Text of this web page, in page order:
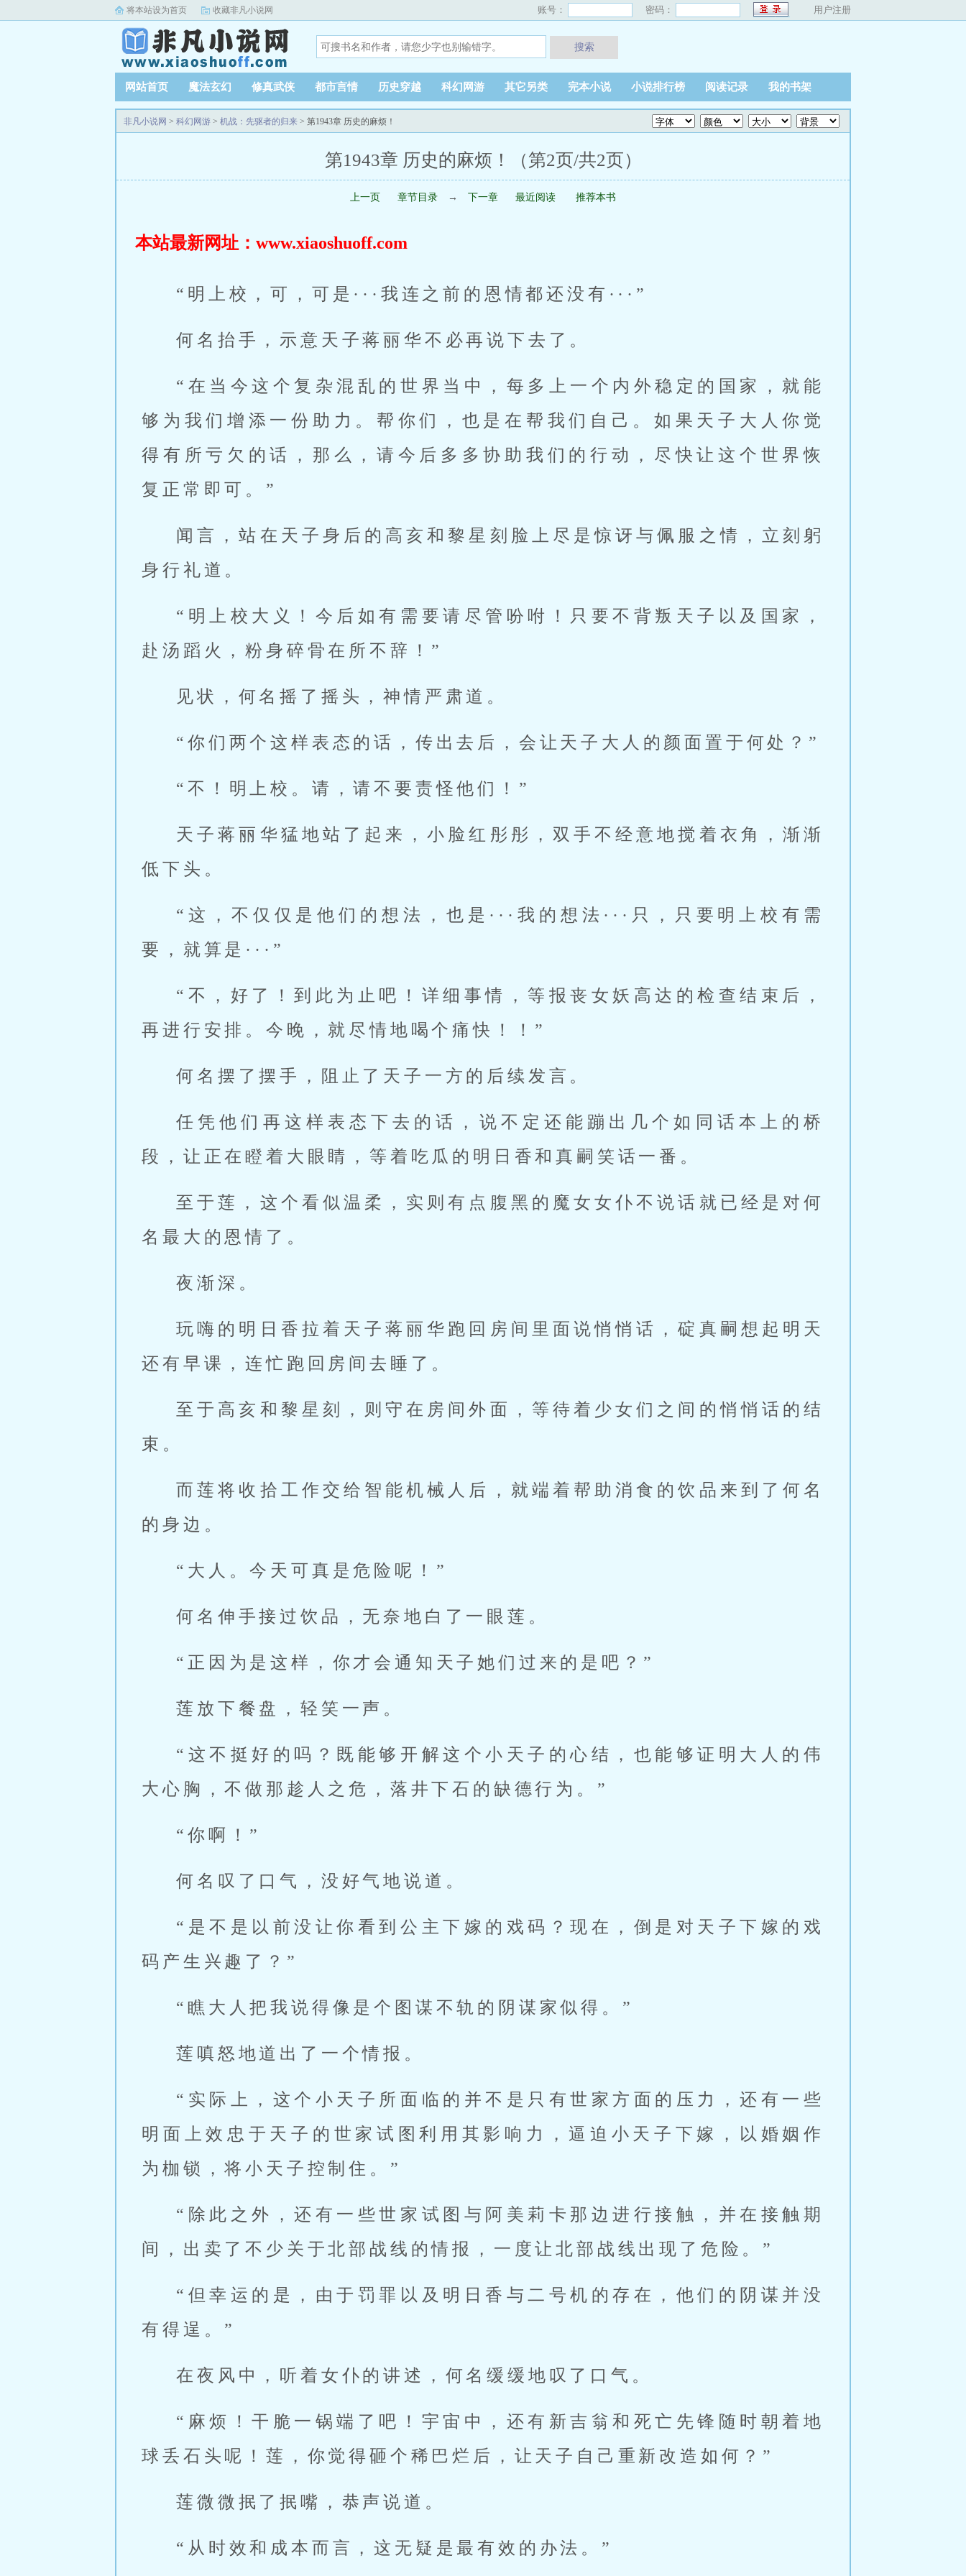
将本站设为首页 收藏非凡小说网 账号： 密码： 用户注册
搜索
网站首页 魔法玄幻 修真武侠 都市言情 历史穿越 科幻网游 其它另类 完本小说 小说排行榜 阅读记录 我的书架
非凡小说网 > 科幻网游 > 机战：先驱者的归来 > 第1943章 历史的麻烦！
第1943章 历史的麻烦！（第2页/共2页）
上一页 章节目录 → 下一章 最近阅读 推荐本书
本站最新网址：www.xiaoshuoff.com
“明上校，可，可是···我连之前的恩情都还没有···”
何名抬手，示意天子蒋丽华不必再说下去了。
“在当今这个复杂混乱的世界当中，每多上一个内外稳定的国家，就能
够为我们增添一份助力。帮你们，也是在帮我们自己。如果天子大人你觉
得有所亏欠的话，那么，请今后多多协助我们的行动，尽快让这个世界恢
复正常即可。”
闻言，站在天子身后的高亥和黎星刻脸上尽是惊讶与佩服之情，立刻躬
身行礼道。
“明上校大义！今后如有需要请尽管吩咐！只要不背叛天子以及国家，
赴汤蹈火，粉身碎骨在所不辞！”
见状，何名摇了摇头，神情严肃道。
“你们两个这样表态的话，传出去后，会让天子大人的颜面置于何处？”
“不！明上校。请，请不要责怪他们！”
天子蒋丽华猛地站了起来，小脸红彤彤，双手不经意地搅着衣角，渐渐
低下头。
“这，不仅仅是他们的想法，也是···我的想法···只，只要明上校有需
要，就算是···”
“不，好了！到此为止吧！详细事情，等报丧女妖高达的检查结束后，
再进行安排。今晚，就尽情地喝个痛快！！”
何名摆了摆手，阻止了天子一方的后续发言。
任凭他们再这样表态下去的话，说不定还能蹦出几个如同话本上的桥
段，让正在瞪着大眼睛，等着吃瓜的明日香和真嗣笑话一番。
至于莲，这个看似温柔，实则有点腹黑的魔女女仆不说话就已经是对何
名最大的恩情了。
夜渐深。
玩嗨的明日香拉着天子蒋丽华跑回房间里面说悄悄话，碇真嗣想起明天
还有早课，连忙跑回房间去睡了。
至于高亥和黎星刻，则守在房间外面，等待着少女们之间的悄悄话的结
束。
而莲将收拾工作交给智能机械人后，就端着帮助消食的饮品来到了何名
的身边。
“大人。今天可真是危险呢！”
何名伸手接过饮品，无奈地白了一眼莲。
“正因为是这样，你才会通知天子她们过来的是吧？”
莲放下餐盘，轻笑一声。
“这不挺好的吗？既能够开解这个小天子的心结，也能够证明大人的伟
大心胸，不做那趁人之危，落井下石的缺德行为。”
“你啊！”
何名叹了口气，没好气地说道。
“是不是以前没让你看到公主下嫁的戏码？现在，倒是对天子下嫁的戏
码产生兴趣了？”
“瞧大人把我说得像是个图谋不轨的阴谋家似得。”
莲嗔怒地道出了一个情报。
“实际上，这个小天子所面临的并不是只有世家方面的压力，还有一些
明面上效忠于天子的世家试图利用其影响力，逼迫小天子下嫁，以婚姻作
为枷锁，将小天子控制住。”
“除此之外，还有一些世家试图与阿美莉卡那边进行接触，并在接触期
间，出卖了不少关于北部战线的情报，一度让北部战线出现了危险。”
“但幸运的是，由于罚罪以及明日香与二号机的存在，他们的阴谋并没
有得逞。”
在夜风中，听着女仆的讲述，何名缓缓地叹了口气。
“麻烦！干脆一锅端了吧！宇宙中，还有新吉翁和死亡先锋随时朝着地
球丢石头呢！莲，你觉得砸个稀巴烂后，让天子自己重新改造如何？”
莲微微抿了抿嘴，恭声说道。
“从时效和成本而言，这无疑是最有效的办法。”